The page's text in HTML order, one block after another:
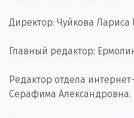
Директор: Чуйкова Лариса
Главный редактор:
Редактор отдела
Серафима Александровна.